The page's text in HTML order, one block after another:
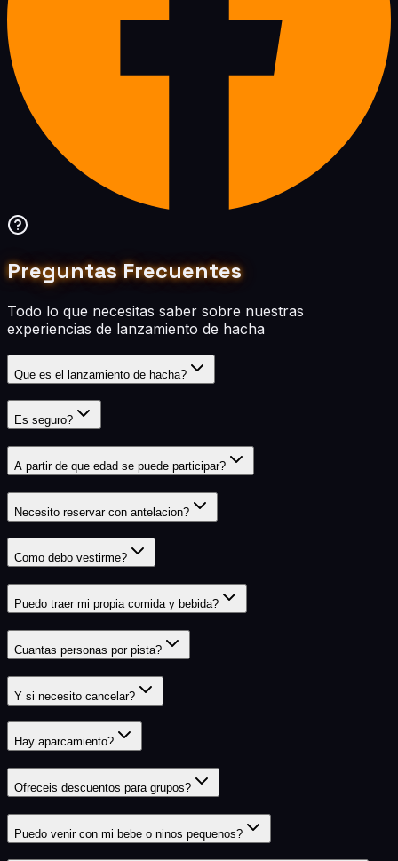
Preguntas Frecuentes
Todo lo que necesitas saber sobre nuestras
experiencias de lanzamiento de hacha
Que es el lanzamiento de hacha?
Es seguro?
A partir de que edad se puede participar?
Necesito reservar con antelacion?
Como debo vestirme?
Puedo traer mi propia comida y bebida?
Cuantas personas por pista?
Y si necesito cancelar?
Hay aparcamiento?
Ofreceis descuentos para grupos?
Puedo venir con mi bebe o ninos pequenos?